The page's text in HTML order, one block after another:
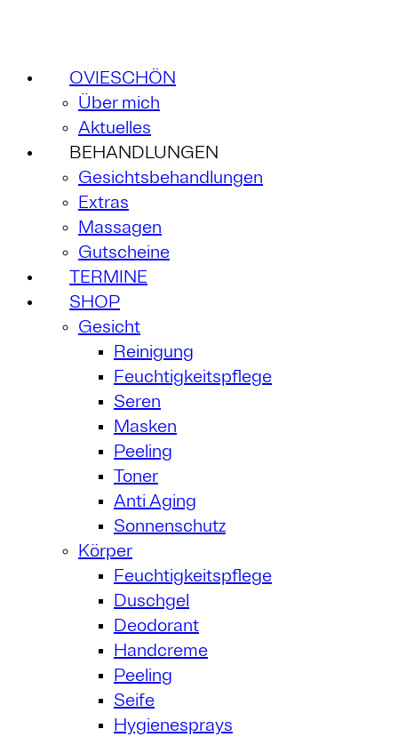
OVIESCHÖN
Über mich
Aktuelles
BEHANDLUNGEN
Gesichtsbehandlungen
Extras
Massagen
Gutscheine
TERMINE
SHOP
Gesicht
Reinigung
Feuchtigkeitspflege
Seren
Masken
Peeling
Toner
Anti Aging
Sonnenschutz
Körper
Feuchtigkeitspflege
Duschgel
Deodorant
Handcreme
Peeling
Seife
Hygienesprays